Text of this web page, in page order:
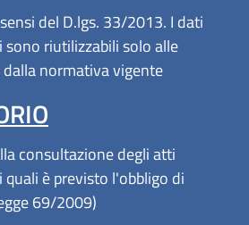
del D.lgs. 33/2013. I dati
sono riutilizzabili solo alle
normativa vigente
consultazione degli atti
è previsto l'obbligo di
69/2009)